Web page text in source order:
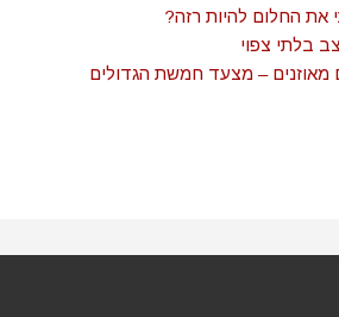
את החלום להיות רזה?
מאוזנים – מצעד חמשת הגדולים